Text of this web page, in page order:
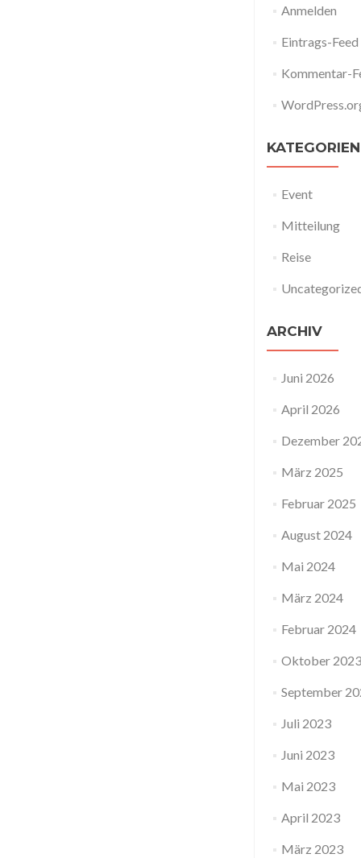
Anmelden
Eintrags-Feed
Kommentar-
KATEGORIEN
Event
Mitteilung
Reise
ARCHIV
Juni 2026
April 2026
Dezember
März 2025
Februar 2025
August 2024
Mai 2024
März 2024
Februar 2024
Oktober 2023
September
Juli 2023
Juni 2023
Mai 2023
April 2023
März 2023